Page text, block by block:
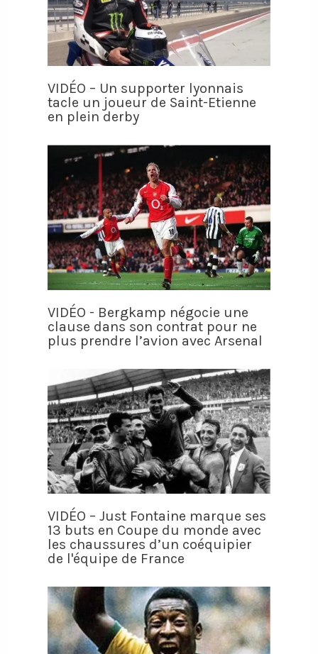
VIDÉO – Un supporter lyonnais
tacle un joueur de Saint-Etienne
en plein derby
VIDÉO - Bergkamp négocie une
clause dans son contrat pour ne
plus prendre l’avion avec Arsenal
VIDÉO – Just Fontaine marque ses
13 buts en Coupe du monde avec
les chaussures d’un coéquipier
de l'équipe de France